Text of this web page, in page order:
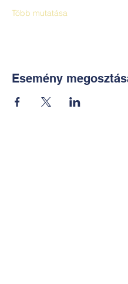
Több mutatása
Esemény